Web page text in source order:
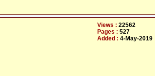
Views : 22562
Pages : 527
Added : 4-May-2019